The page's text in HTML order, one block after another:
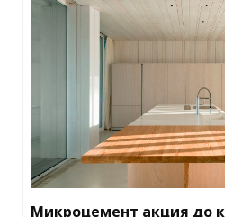
Микроцемент акция до